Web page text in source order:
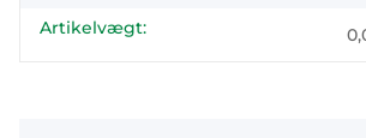
Artikelvægt: